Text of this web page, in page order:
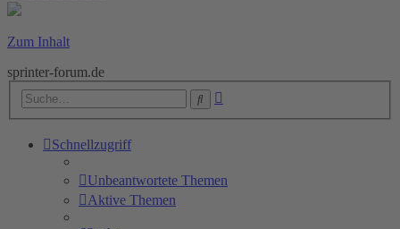
Zum Inhalt
sprinter-forum.de
Suche
Schnellzugriff
Unbeantwortete Themen
Aktive Themen